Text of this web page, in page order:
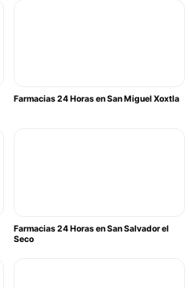
Farmacias 24 Horas en San Miguel Xoxtla
Farmacias 24 Horas en San Salvador el
Seco